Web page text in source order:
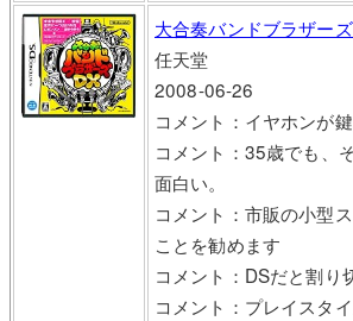
大合奏バンドブラザー
任天堂
2008-06-26
コメント：イヤホンが鍵
コメント：35歳でも、
面白い。
コメント：市販の小型
ことを勧めます
コメント：DSだと割り
コメント：プレイスタ